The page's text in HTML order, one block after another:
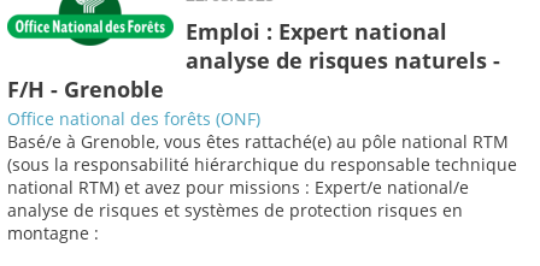
Emploi : Expert national
analyse de risques naturels -
F/H - Grenoble
Office national des forêts (ONF)
Basé/e à Grenoble, vous êtes rattaché(e) au pôle national RTM
(sous la responsabilité hiérarchique du responsable technique
national RTM) et avez pour missions : Expert/e national/e
analyse de risques et systèmes de protection risques en
montagne :